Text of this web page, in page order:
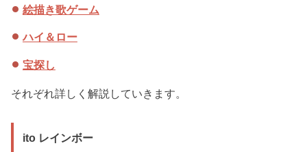
絵描き歌ゲーム
ハイ＆ロー
宝探し
それぞれ詳しく解説していきます。
ito レインボー